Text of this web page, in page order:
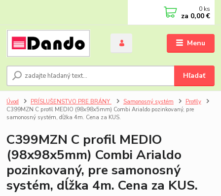
Menu
Hľadať
0 ks
za 0,00 €
Úvod PRÍSLUŠENSTVO PRE BRÁNY Samonosný systém
Profily
C399MZN C profil MEDIO (98x98x5mm) Combi Arialdo pozinkovaný, pre
samonosný systém, dĺžka 4m. Cena za KUS.
C399MZN C profil MEDIO
(98x98x5mm) Combi Arialdo
pozinkovaný, pre samonosný
systém, dĺžka 4m. Cena za KUS.